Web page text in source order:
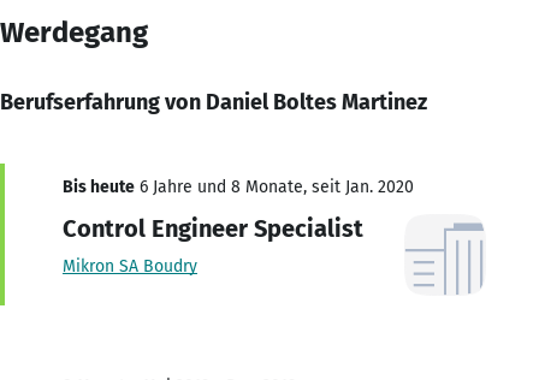
Werdegang
Berufserfahrung von Daniel Boltes Martinez
Bis heute 6 Jahre und 8 Monate, seit Jan. 2020
Control Engineer Specialist
Mikron SA Boudry